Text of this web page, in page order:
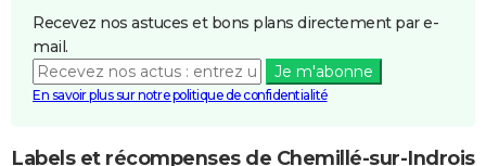
Recevez nos astuces et bons plans directement par e-
mail.
Je m'abonne
En savoir plus sur notre politique de confidentialité
Labels et récompenses de Chemillé-sur-Indrois